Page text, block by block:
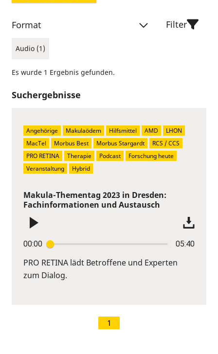
Format
Audio (1)
Filter
Es wurde 1 Ergebnis gefunden.
Suchergebnisse
Makula-Thementag 2023 in Dresden:
Fachinformationen und Austausch
00:00 05:40
PRO RETINA lädt Betroffene und Experten
zum Dialog.
Angehörige Makulaödem Hilfsmittel AMD
LHON
MacTel
Morbus Best Morbus Stargardt
RCS / CCS
PRO RETINA
Therapie Podcast
Forschung heute
Veranstaltung
Hybrid
1